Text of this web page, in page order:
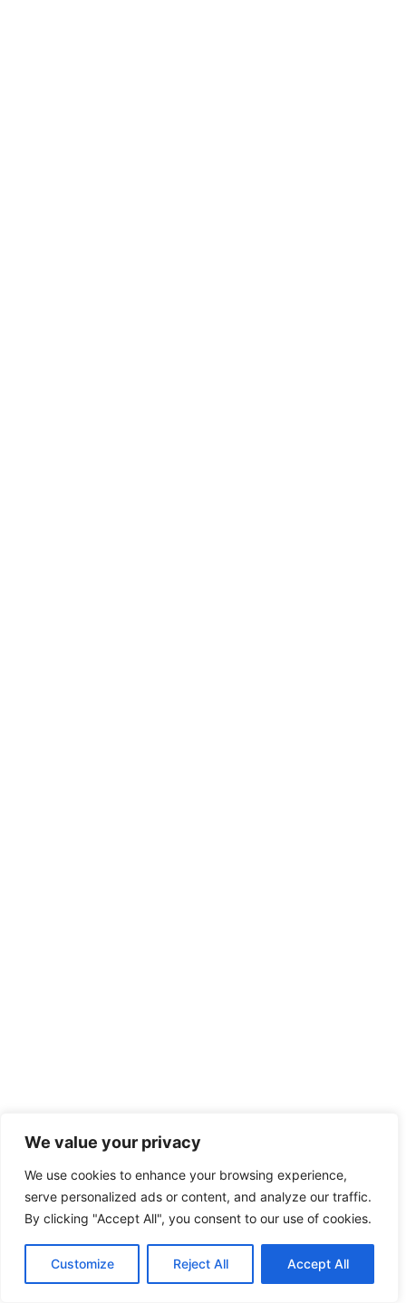
We value your privacy
We use cookies to enhance your browsing experience,
serve personalized ads or content, and analyze our traffic.
By clicking "Accept All", you consent to our use of cookies.
Customize Reject All Accept All